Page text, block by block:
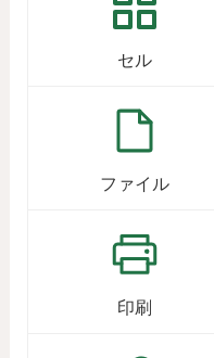
セル
ファイル
印刷